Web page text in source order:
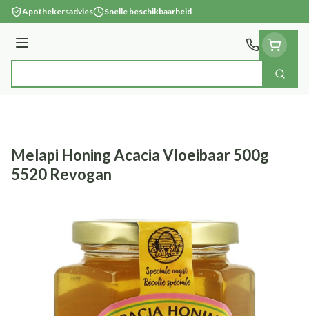
Ga naar de inhoud
Apothekersadvies Snelle beschikbaarheid
Menu
Zoek
Melapi Honing Acacia Vloeibaar 500g
5520 Revogan